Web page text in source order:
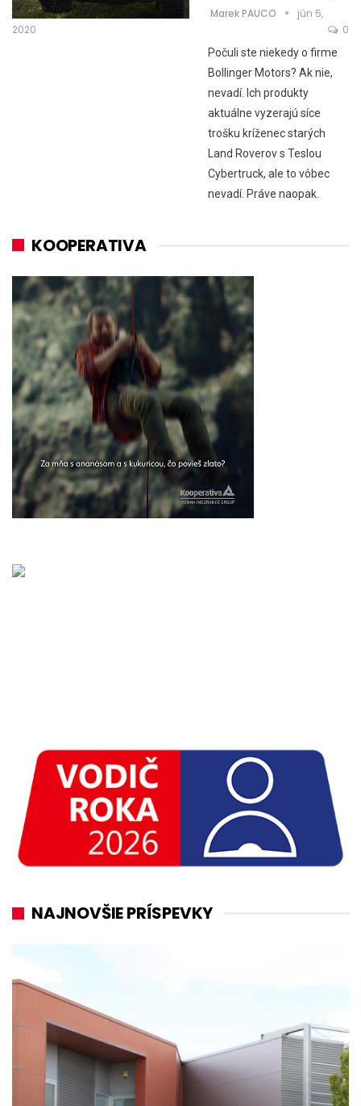
Marek PAUCO
jún 5,
2020
0
Počuli ste niekedy o firme
Bollinger Motors? Ak nie,
nevadí. Ich produkty
aktuálne vyzerajú síce
trošku kríženec starých
Land Roverov s Teslou
Cybertruck, ale to vôbec
nevadí. Práve naopak.
KOOPERATIVA
NAJNOVŠIE PRÍSPEVKY